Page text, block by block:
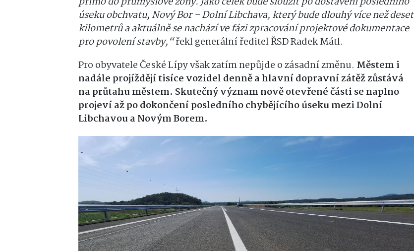
úseku obchvatu, Nový Bor – Dolní Libchava, který bude dlouhý více než deset
kilometrů a aktuálně se nachází ve fázi zpracování projektové dokumentace
pro povolení stavby,“řekl generální ředitel ŘSD Radek Mátl.
Pro obyvatele České Lípy však zatím nepůjde o zásadní změnu. Městem i
nadále projíždějí tisíce vozidel denně a hlavní dopravní zátěž zůstává
na průtahu městem. Skutečný význam nově otevřené části se naplno
projeví až po dokončení posledního chybějícího úseku mezi Dolní
Libchavou a Novým Borem.